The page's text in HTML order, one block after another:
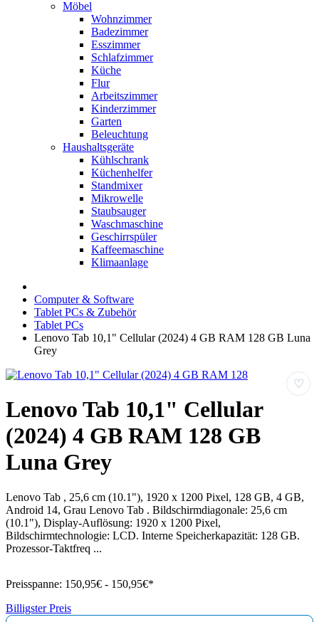
Möbel
Wohnzimmer
Badezimmer
Esszimmer
Schlafzimmer
Küche
Flur
Arbeitszimmer
Kinderzimmer
Garten
Beleuchtung
Haushaltsgeräte
Kühlschrank
Küchenhelfer
Standmixer
Mikrowelle
Staubsauger
Waschmaschine
Geschirrspüler
Kaffeemaschine
Klimaanlage
Computer & Software
Tablet PCs & Zubehör
Tablet PCs
Lenovo Tab 10,1" Cellular (2024) 4 GB RAM 128 GB Luna
Grey
♡
Lenovo Tab 10,1" Cellular
(2024) 4 GB RAM 128 GB
Luna Grey
Lenovo Tab , 25,6 cm (10.1"), 1920 x 1200 Pixel, 128 GB, 4 GB,
Android 14, Grau Lenovo Tab . Bildschirmdiagonale: 25,6 cm
(10.1"), Display-Auflösung: 1920 x 1200 Pixel,
Bildschirmtechnologie: LCD. Interne Speicherkapazität: 128 GB.
Prozessor-Taktfreq ...
Preisspanne: 150,95€ - 150,95€*
Billigster Preis